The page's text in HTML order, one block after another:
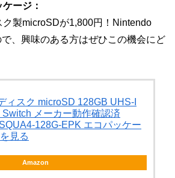
ージ：
ク製microSDが1,800円！Nintendo
、興味のある方はぜひこの機会にど
ィスク microSD 128GB UHS-I
メーカー動作確認済
128G-EPK エコパッケー
見る
Amazon